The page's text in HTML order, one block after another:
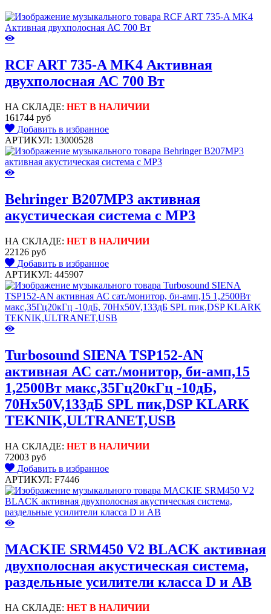
RCF ART 735-A MK4 Активная
двухполосная АС 700 Вт
НА СКЛАДЕ: НЕТ В НАЛИЧИИ
161744 руб
Добавить в избранное
АРТИКУЛ: 13000528
Behringer B207MP3 активная
акустическая система с MP3
НА СКЛАДЕ: НЕТ В НАЛИЧИИ
22126 руб
Добавить в избранное
АРТИКУЛ: 445907
Turbosound SIENA TSP152-AN
активная АС сат./монитор, би-амп,15
1,2500Вт макс,35Гц20кГц -10дБ,
70Hx50V,133дБ SPL пик,DSP KLARK
TEKNIK,ULTRANET,USB
НА СКЛАДЕ: НЕТ В НАЛИЧИИ
72003 руб
Добавить в избранное
АРТИКУЛ: F7446
MACKIE SRM450 V2 BLACK активная
двухполосная акустическая система,
раздельные усилители класса D и AB
НА СКЛАДЕ: НЕТ В НАЛИЧИИ